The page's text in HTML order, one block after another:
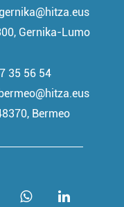
Gernika-Lumo
35 56 54
Bermeo